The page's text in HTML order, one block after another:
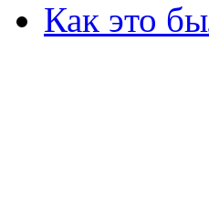
Как это